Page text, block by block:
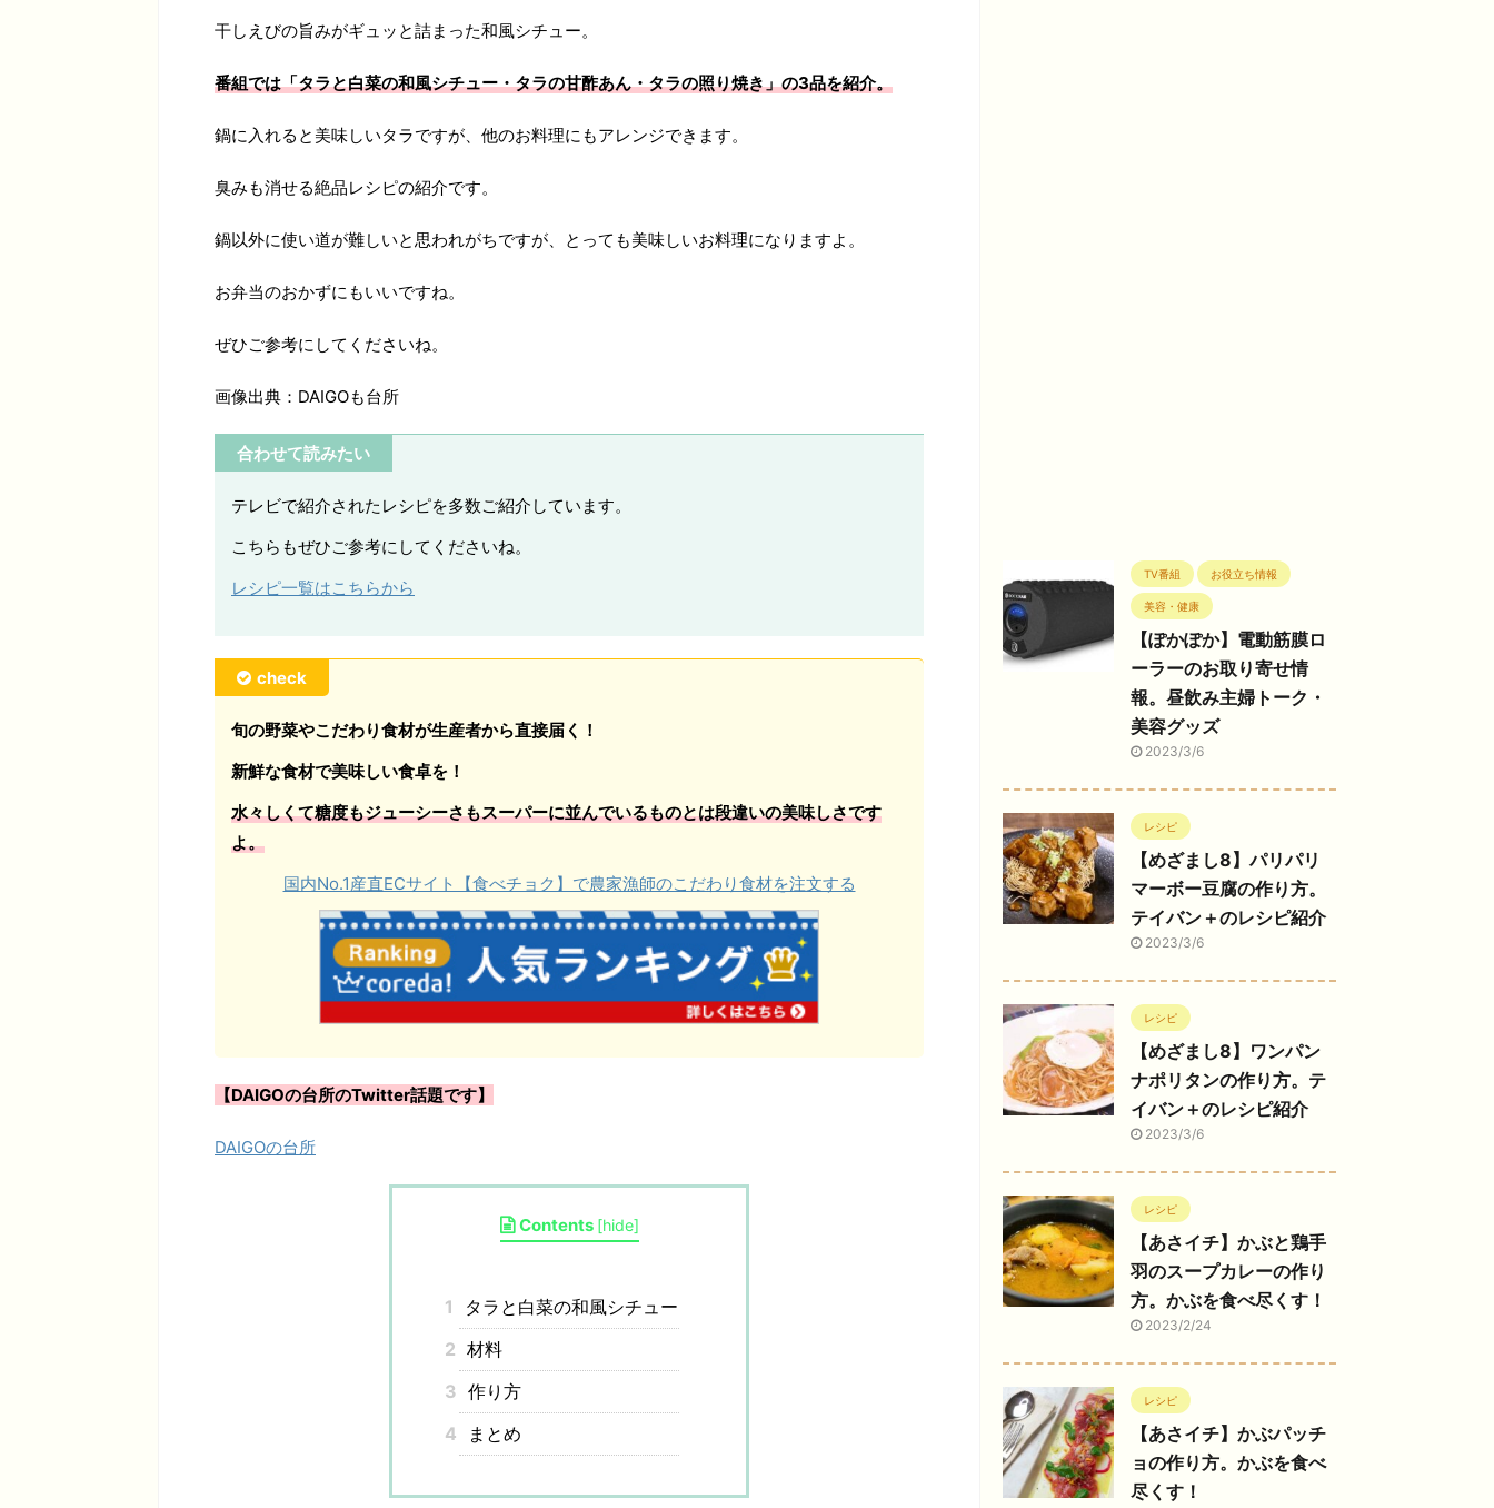
干しえびの旨みがギュッと詰まった和風シチュー。
番組では「タラと白菜の和風シチュー・タラの甘酢あん・タラの照り焼き」の3品を紹介。
鍋に入れると美味しいタラですが、他のお料理にもアレンジできます。
臭みも消せる絶品レシピの紹介です。
鍋以外に使い道が難しいと思われがちですが、とっても美味しいお料理になりますよ。
お弁当のおかずにもいいですね。
ぜひご参考にしてくださいね。
画像出典：DAIGOも台所
合わせて読みたい
テレビで紹介されたレシピを多数ご紹介しています。
こちらもぜひご参考にしてくださいね。
レシピ一覧はこちらから
check
旬の野菜やこだわり食材が生産者から直接届く！
新鮮な食材で美味しい食卓を！
水々しくて糖度もジューシーさもスーパーに並んでいるものとは段違いの美味しさです
よ。
国内No.1産直ECサイト【食べチョク】で農家漁師のこだわり食材を注文する
【DAIGOの台所のTwitter話題です】
DAIGOの台所
Contents [hide]
1
タラと白菜の和風シチュー
2 材料
3 作り方
4
まとめ
TV番組 お役立ち情報
美容・健康
【ぽかぽか】電動筋膜ロ
ーラーのお取り寄せ情
報。昼飲み主婦トーク・
美容グッズ
2023/3/6
レシピ
【めざまし8】パリパリ
マーボー豆腐の作り方。
テイバン＋のレシピ紹介
2023/3/6
レシピ
【めざまし8】ワンパン
ナポリタンの作り方。テ
イバン＋のレシピ紹介
2023/3/6
レシピ
【あさイチ】かぶと鶏手
羽のスープカレーの作り
方。かぶを食べ尽くす！
2023/2/24
レシピ
【あさイチ】かぶパッチ
ョの作り方。かぶを食べ
尽くす！